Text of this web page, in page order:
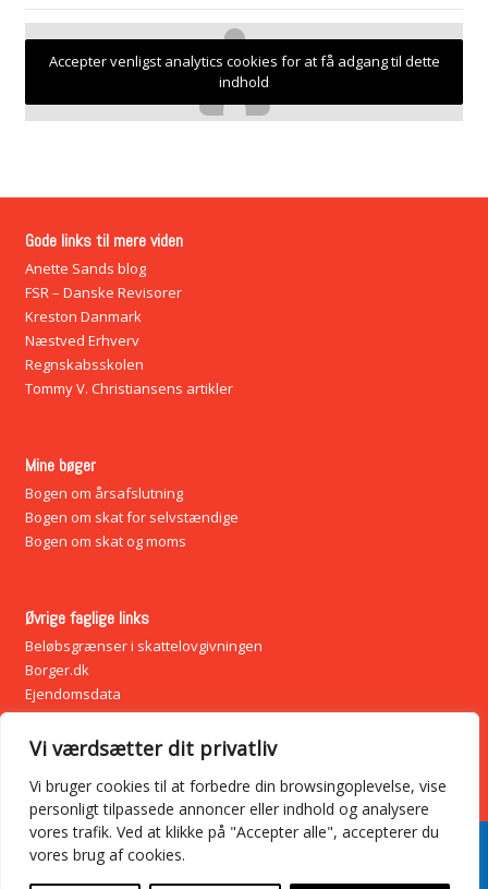
Vi værdsætter dit privatliv
Vi bruger cookies til at forbedre din browsingoplevelse, vise
personligt tilpassede annoncer eller indhold og analysere
vores trafik. Ved at klikke på "Accepter alle", accepterer du
vores brug af cookies.
Accepter venligst analytics cookies for at få adgang til dette
indhold
Gode links til mere viden
Anette Sands blog
FSR – Danske Revisorer
Kreston Danmark
Næstved Erhverv
Regnskabsskolen
Tommy V. Christiansens artikler
Mine bøger
Bogen om årsafslutning
Bogen om skat for selvstændige
Bogen om skat og moms
Øvrige faglige links
Beløbsgrænser i skattelovgivningen
Borger.dk
Ejendomsdata
Vækstfonden
Virk.dk – Virksomhedernes indgang
© 2026 Revision i København – Hjælp til regnskab. All Rights